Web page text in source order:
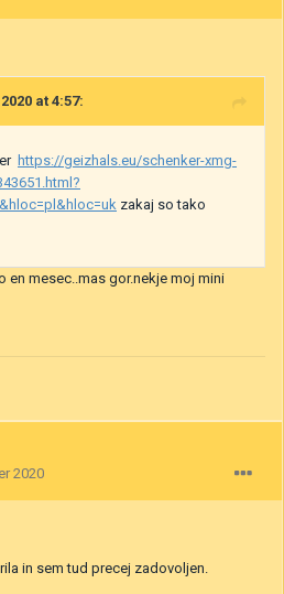
at 4:57:
https://geizhals.eu/schenker-xmg-
zakaj so tako
en mesec..mas gor.nekje moj mini
2020
in sem tud precej zadovoljen.